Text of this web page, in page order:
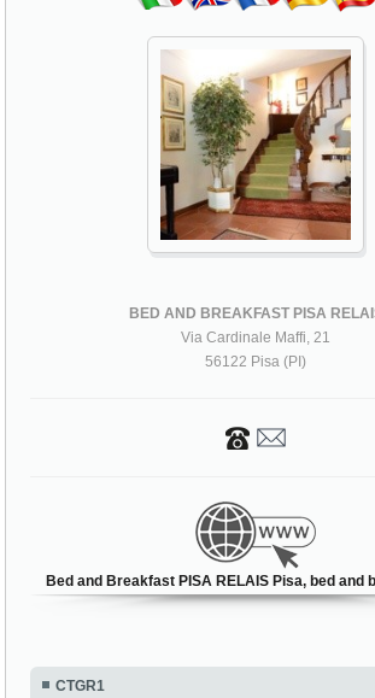
BED AND BREAKFAST PISA
Via Cardinale Maffi, 21
56122 Pisa (PI)
Bed and Breakfast PISA RELAIS Pisa, bed and
CTGR1